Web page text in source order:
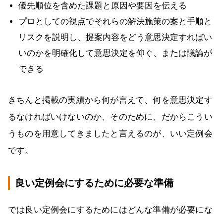
優先順位を含めた課題と原因や要因を伝える
プロとしての視点でそれらの解決施策の案と手順と
リスクを説明し、提案内容をどう意思決定すればい
いのかを明確化して意思決定を仰ぐ、または議論が
できる
きちんと掲載の実績から何が言えて、何を意思決定す
るなければいけないのか、そのために、だからこうい
うものを用意してきましたと言えるのが、いい定例会
です。
良い定例会にするために必要な準備
では良い定例会にするためにはどんな準備が必要にな